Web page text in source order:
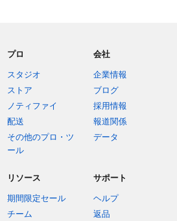
プロ
スタジオ
ストア
ノティファイ
配送
その他のプロ・ツ
ール
会社
企業情報
ブログ
採用情報
報道関係
データ
リソース
期間限定セール
チーム
サポート
ヘルプ
返品